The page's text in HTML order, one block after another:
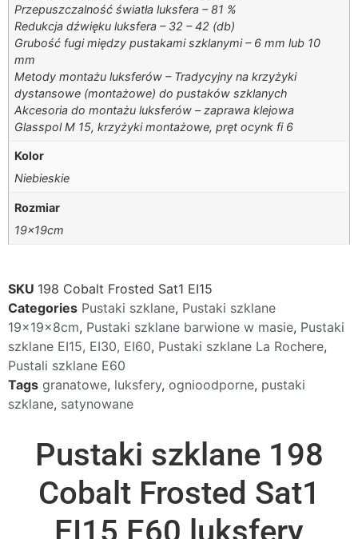
Przepuszczalność światła luksfera – 81 %
Redukcja dźwięku luksfera – 32 – 42 (db)
Grubość fugi między pustakami szklanymi – 6 mm lub 10
mm
Metody montażu luksferów – Tradycyjny na krzyżyki
dystansowe (montażowe) do pustaków szklanych
Akcesoria do montażu luksferów – zaprawa klejowa
Glasspol M 15, krzyżyki montażowe, pręt ocynk fi 6
Kolor
Niebieskie
Rozmiar
19x19cm
SKU 198 Cobalt Frosted Sat1 EI15
Categories Pustaki szklane, Pustaki szklane
19x19x8cm, Pustaki szklane barwione w masie, Pustaki
szklane EI15, EI30, EI60, Pustaki szklane La Rochere,
Pustali szklane E60
Tags granatowe, luksfery, ognioodporne, pustaki
szklane, satynowane
Pustaki szklane 198
Cobalt Frosted Sat1